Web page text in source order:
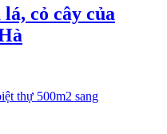
cỏ cây của